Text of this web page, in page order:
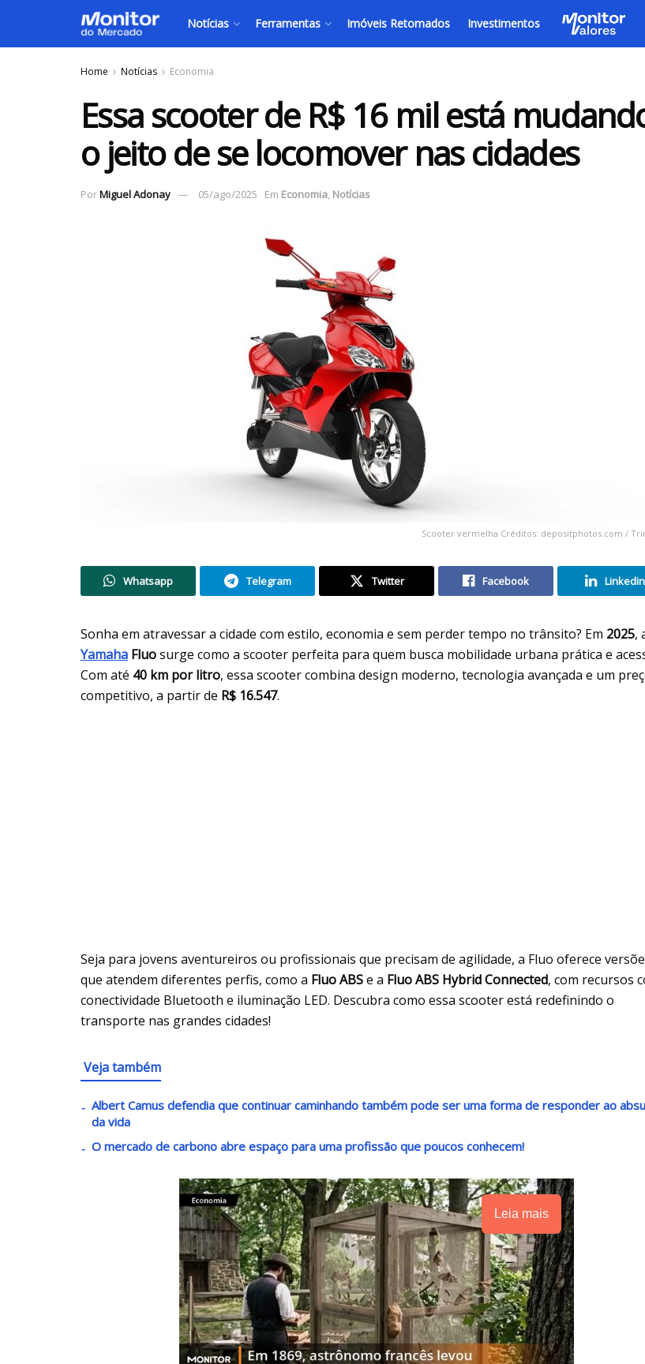
Notícias Ferramentas Imóveis Retomados Investimentos
Home Notícias Economia
Essa scooter de R$ 16 mil está
o jeito de se locomover nas cidades
PorMiguel Adonay 05/ago/2025 Em Economia, Notícias
Scooter vermelha Créditos: depositphotos.com /
Whatsapp Telegram Twitter Facebook Linkedin
Sonha em atravessar a cidade com estilo, economia e sem perder tempo no trânsito? Em 2025,
Yamaha Fluosurge como a scooter perfeita para quem busca mobilidade urbana prática e
Com até 40 km por litro, essa scooter combina design moderno, tecnologia avançada e um
competitivo, a partir de R$ 16.547.
Seja para jovens aventureiros ou profissionais que precisam de agilidade, a Fluo oferece
que atendem diferentes perfis, como a Fluo ABSe a Fluo ABS Hybrid Connected, com recursos
conectividade Bluetooth e iluminação LED. Descubra como essa scooter está redefinindo o
transporte nas grandes cidades!
Veja também
Albert Camus defendia que continuar caminhando também pode ser uma forma de responder ao
da vida
O mercado de carbono abre espaço para uma profissão que poucos conhecem!
Leia mais